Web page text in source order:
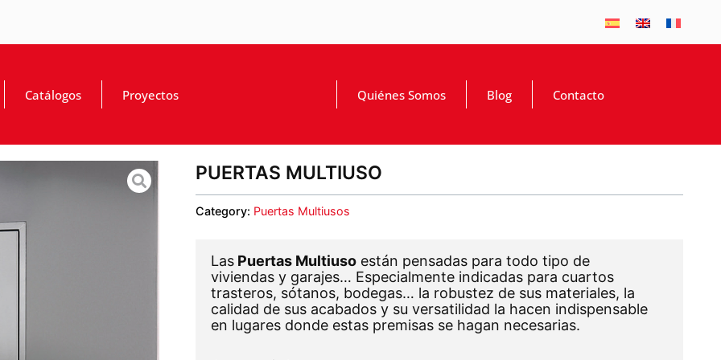
Catálogos Proyectos Quiénes Somos Blog Contacto
PUERTAS MULTIUSO
Category: Puertas Multiusos
LasPuertas Multiusoestán pensadas para todo tipo de
viviendas y garajes… Especialmente indicadas para cuartos
trasteros, sótanos, bodegas… la robustez de sus materiales, la
calidad de sus acabados y su versatilidad la hacen indispensable
en lugares donde estas premisas se hagan necesarias.